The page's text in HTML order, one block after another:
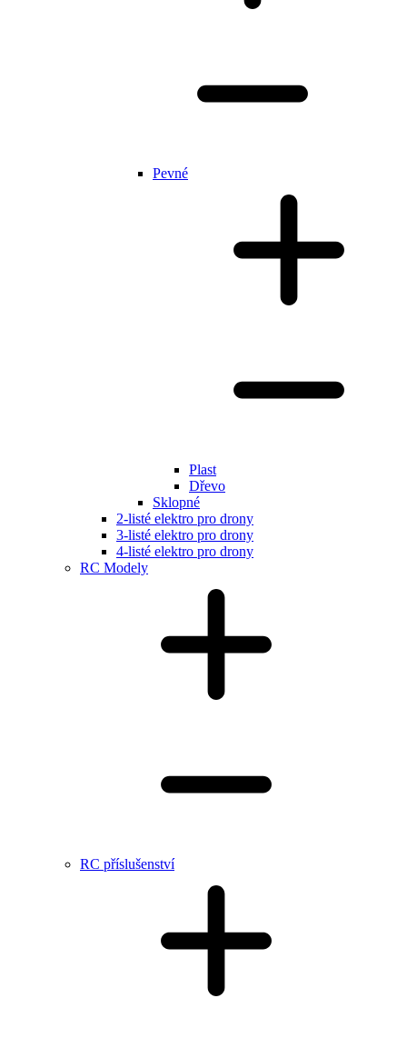
Pevné
Plast
Dřevo
Sklopné
2-listé elektro pro drony
3-listé elektro pro drony
4-listé elektro pro drony
RC Modely
RC příslušenství